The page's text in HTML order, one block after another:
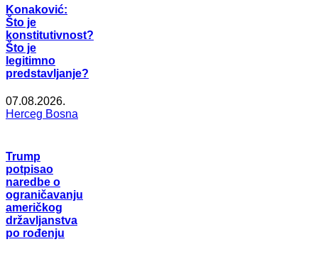
Konaković:
Što je
konstitutivnost?
Što je
legitimno
predstavljanje?
07.08.2026.
Herceg Bosna
Trump
potpisao
naredbe o
ograničavanju
američkog
državljanstva
po rođenju